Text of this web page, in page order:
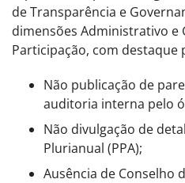
de Transparência e
dimensões Administrativo e
Participação, com destaque
Não publicação de
auditoria interna pelo
Não divulgação de
Plurianual (PPA);
Ausência de Conselho